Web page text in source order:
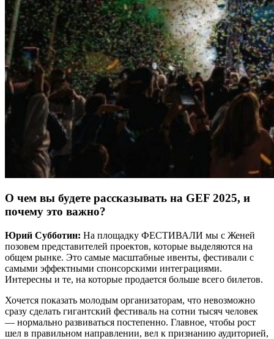
О чем вы будете рассказывать на GEF 2025, и
почему это важно?
Юрий Cубботин: На площадку ФЕСТИВАЛИ мы с Женей
позовем представителей проектов, которые выделяются на
общем рынке. Это самые масштабные ивенты, фестивали с
самыми эффектными спонсорскими интеграциями.
Интересны и те, на которые продается больше всего билетов.
Хочется показать молодым организаторам, что невозможно
сразу сделать гигантский фестиваль на сотни тысяч человек
— нормально развиваться постепенно. Главное, чтобы рост
шел в правильном направлении, вел к признанию аудиторией,